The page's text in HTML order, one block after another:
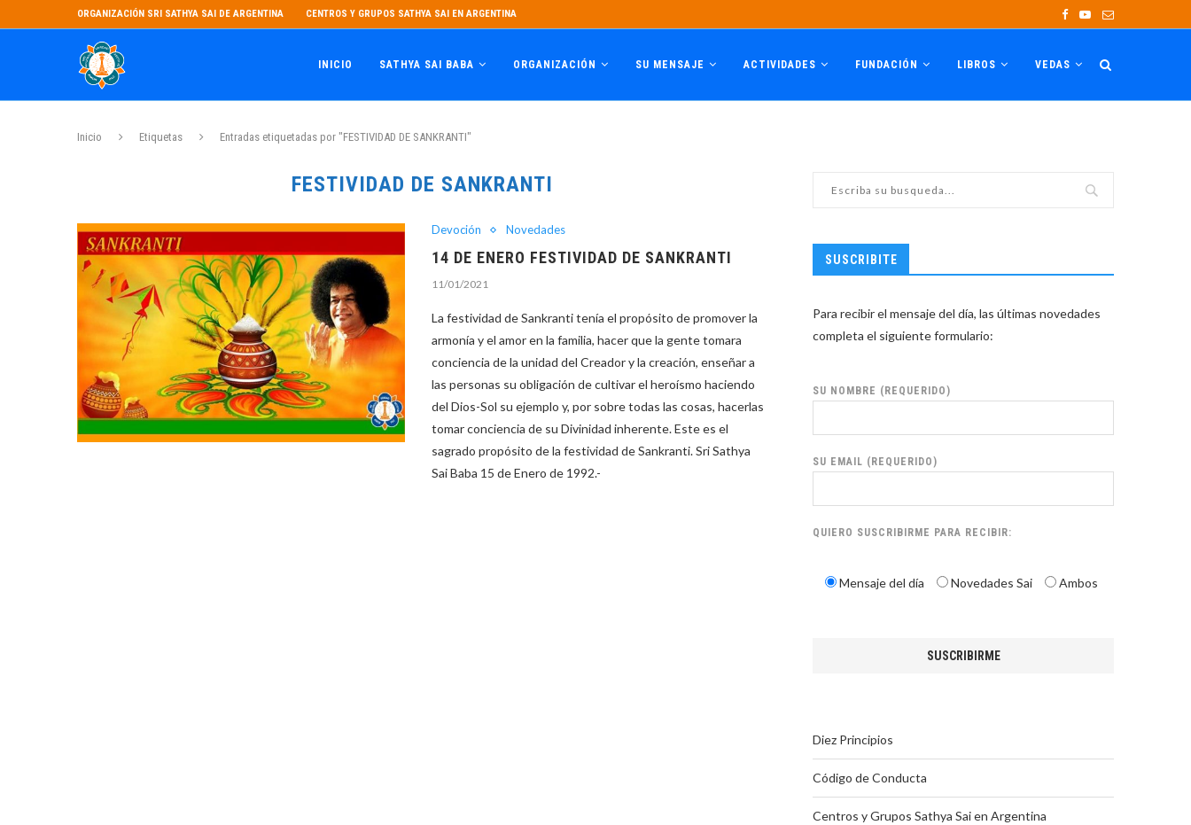
ORGANIZACIÓN SRI SATHYA SAI DE ARGENTINA CENTROS Y GRUPOS SATHYA SAI EN ARGENTINA
INICIO SATHYA SAI BABA ORGANIZACIÓN SU MENSAJE ACTIVIDADES FUNDACIÓN LIBROS VEDAS
Inicio Etiquetas Entradas etiquetadas por "FESTIVIDAD DE SANKRANTI"
FESTIVIDAD DE SANKRANTI
Devoción Novedades
14 DE ENERO FESTIVIDAD DE SANKRANTI
11/01/2021
La festividad de Sankranti tenía el propósito de promover la
armonía y el amor en la familia, hacer que la gente tomara
conciencia de la unidad del Creador y la creación, enseñar a
las personas su obligación de cultivar el heroísmo haciendo
del Dios-Sol su ejemplo y, por sobre todas las cosas, hacerlas
tomar conciencia de su Divinidad inherente. Este es el
sagrado propósito de la festividad de Sankranti. Sri Sathya
Sai Baba 15 de Enero de 1992.-
SUSCRIBITE
Para recibir el mensaje del día, las últimas novedades
completa el siguiente formulario:
SU NOMBRE (REQUERIDO)
SU EMAIL (REQUERIDO)
QUIERO SUSCRIBIRME PARA RECIBIR:
Mensaje del día Novedades Sai Ambos
Diez Principios
Código de Conducta
Centros y Grupos Sathya Sai en Argentina